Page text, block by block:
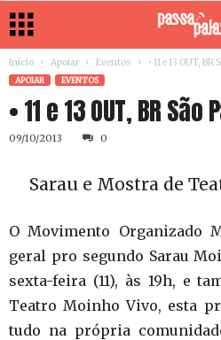
Início Apoiar Eventos • 11 e 13 OUT, BR
APOIAR EVENTOS
• 11 e 13 OUT, BR São
09/10/2013 0
Sarau e Mostra de
O Movimento Organizado
geral pro segundo Sarau
sexta-feira (11), às 19h, e
Teatro Moinho Vivo, esta
tudo na própria